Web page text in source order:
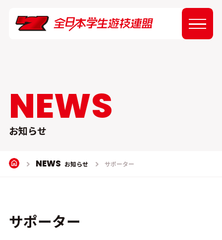
ABOUT
EVENT
REPORT
NEWS
お知らせ
NEWS お知らせ サポーター
サポーター